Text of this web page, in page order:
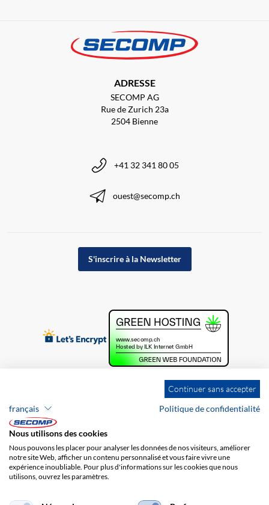
ADRESSE
SECOMP AG
Rue de Zurich 23a
2504 Bienne
+41 32 341 80 05
ouest@secomp.ch
S'inscrire à la Newsletter
Brands
Protection des données
Frais de port
Continuer sans accepter
français
Politique de confidentialité
Nous utilisons des cookies
Nous pouvons les placer pour analyser les données de nos visiteurs, améliorer
notre site Web, afficher un contenu personnalisé et vous faire vivre une
expérience inoubliable. Pour plus d'informations sur les cookies que nous
utilisons, ouvrez les paramètres.